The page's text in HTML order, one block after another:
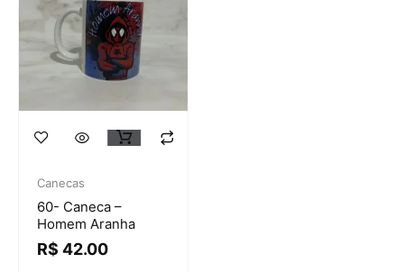
Canecas
60- Caneca –
Homem Aranha
R$ 42.00